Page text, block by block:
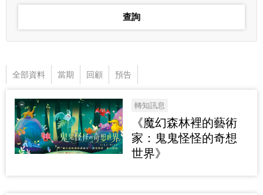
全部資料 當期 回顧 預告
轉知訊息
《魔幻森林裡的藝術
家：鬼鬼怪怪的奇想
世界》